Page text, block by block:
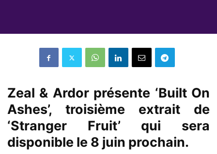
Zeal & Ardor présente ‘Built On
Ashes’, troisième extrait de
‘Stranger Fruit’ qui sera
disponible le 8 juin prochain.